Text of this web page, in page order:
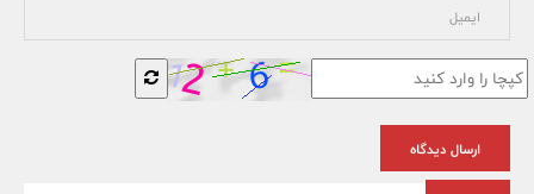
ارسال دیدگاه